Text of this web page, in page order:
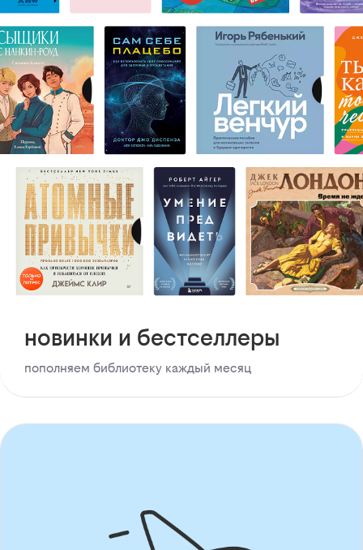
новинки и бестселлеры
пополняем библиотеку каждый месяц